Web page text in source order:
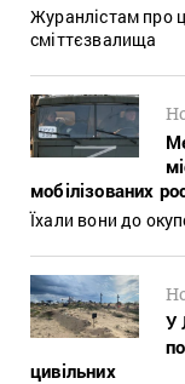
Журанлістам про
сміттєзвалища
мобілізованих
Їхали вони до
У
цивільних